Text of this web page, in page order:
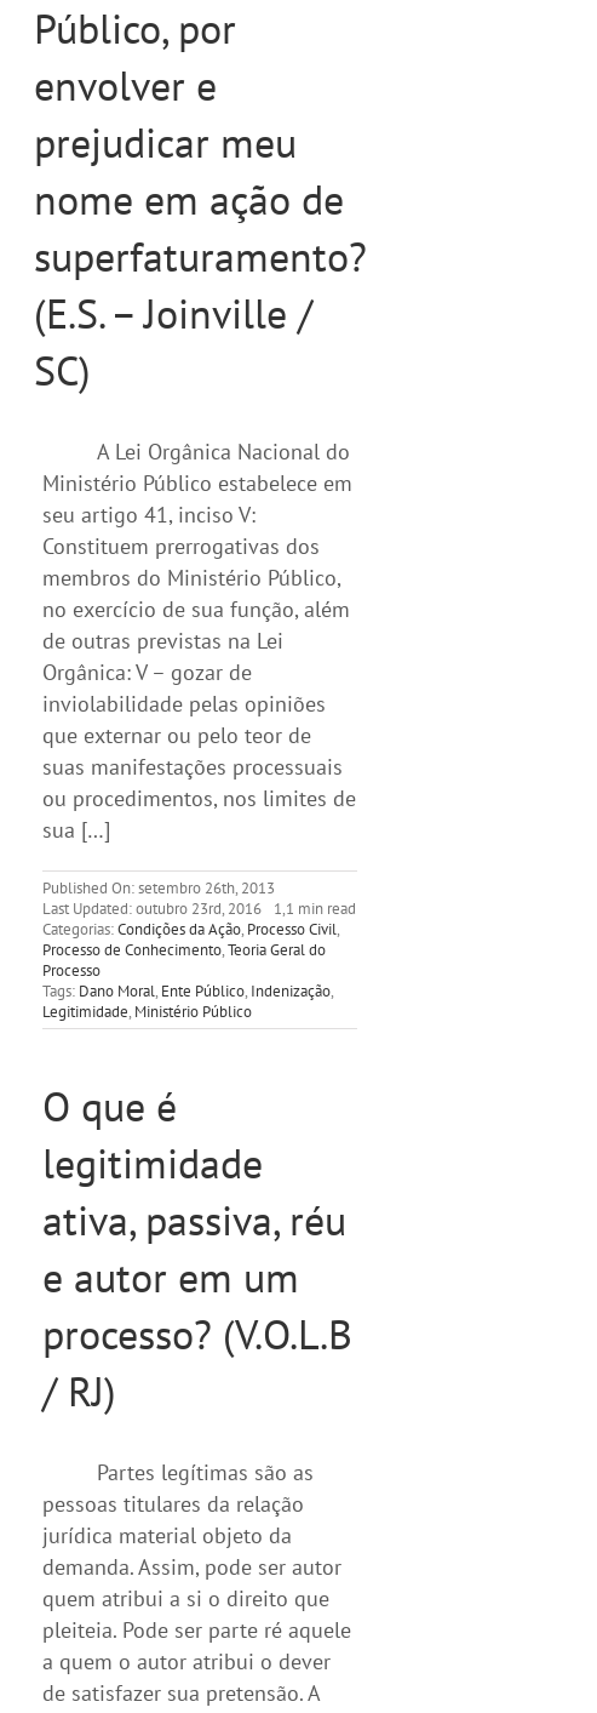
Público, por
envolver e
prejudicar meu
nome em ação de
superfaturamento?
(E.S. – Joinville /
SC)
A Lei Orgânica Nacional do
Ministério Público estabelece em
seu artigo 41, inciso V:
Constituem prerrogativas dos
membros do Ministério Público,
no exercício de sua função, além
de outras previstas na Lei
Orgânica: V – gozar de
inviolabilidade pelas opiniões
que externar ou pelo teor de
suas manifestações processuais
ou procedimentos, nos limites de
sua […]
Published On: setembro 26th, 2013
Last Updated: outubro 23rd, 2016
1,1 min read
Categorias:Condições da Ação, Processo Civil,
Processo de Conhecimento,Teoria Geral do
Processo
Tags: Dano Moral, Ente Público, Indenização,
Legitimidade, Ministério Público
O que é
legitimidade
ativa, passiva, réu
e autor em um
processo? (V.O.L.B
/ RJ)
Partes legítimas são as
pessoas titulares da relação
jurídica material objeto da
demanda. Assim, pode ser autor
quem atribui a si o direito que
pleiteia. Pode ser parte ré aquele
a quem o autor atribui o dever
de satisfazer sua pretensão. A